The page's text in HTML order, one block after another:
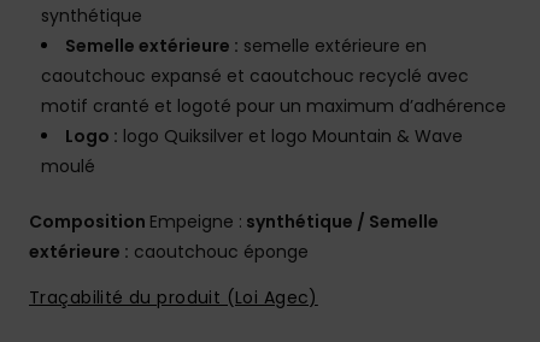
synthétique
Semelle extérieure : semelle extérieure en
caoutchouc expansé et caoutchouc recyclé avec
motif cranté et logoté pour un maximum d’adhérence
Logo : logo Quiksilver et logo Mountain & Wave
moulé
Composition Empeigne : synthétique / Semelle
extérieure : caoutchouc éponge
Traçabilité du produit (Loi Agec)